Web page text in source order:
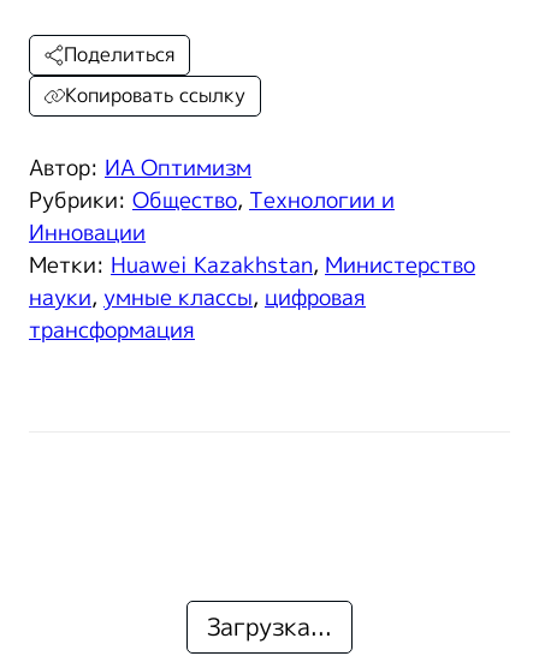
Автор: ИА Оптимизм
Рубрики: Общество, Технологии и
Инновации
Метки: Huawei Kazakhstan, Министерство
науки, умные классы, цифровая
трансформация
Поделиться
Копировать ссылку
Загрузка...